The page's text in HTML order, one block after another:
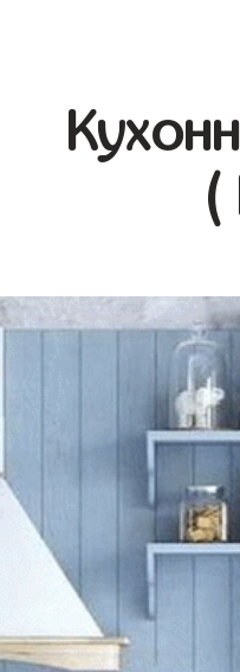
(